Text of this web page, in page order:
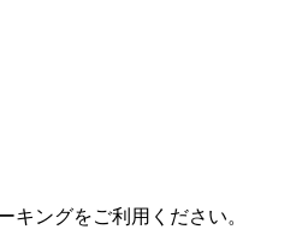
ングをご利用ください。